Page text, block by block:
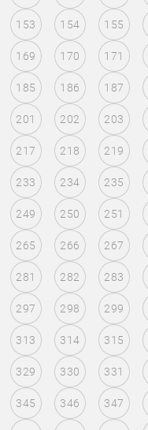
153 154 155
169 170 171
185 186 187
201 202 203
217 218 219
233 234 235
249 250 251
265 266 267
281 282 283
297 298 299
313 314 315
329 330 331
345 346 347